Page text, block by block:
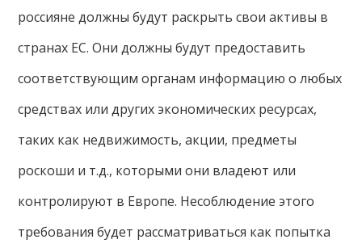
россияне должны будут раскрыть свои активы в
странах ЕС. Они должны будут предоставить
соответствующим органам информацию о любых
средствах или других экономических ресурсах,
таких как недвижимость, акции, предметы
роскоши и т.д., которыми они владеют или
контролируют в Европе. Несоблюдение этого
требования будет рассматриваться как попытка